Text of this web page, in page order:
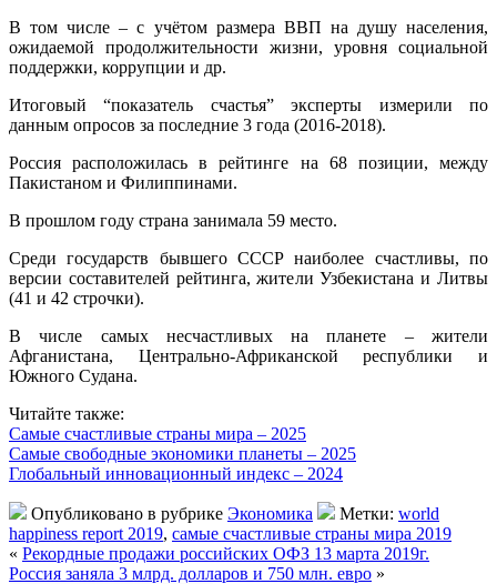
В том числе – с учётом размера ВВП на душу населения,
ожидаемой продолжительности жизни, уровня социальной
поддержки, коррупции и др.
Итоговый “показатель счастья” эксперты измерили по
данным опросов за последние 3 года (2016-2018).
Россия расположилась в рейтинге на 68 позиции, между
Пакистаном и Филиппинами.
В прошлом году страна занимала 59 место.
Среди государств бывшего СССР наиболее счастливы, по
версии составителей рейтинга, жители Узбекистана и Литвы
(41 и 42 строчки).
В числе самых несчастливых на планете – жители
Афганистана, Центрально-Африканской республики и
Южного Судана.
Читайте также:
Самые счастливые страны мира – 2025
Самые свободные экономики планеты – 2025
Глобальный инновационный индекс – 2024
Опубликовано в рубрике Экономика Метки: world
happiness report 2019, самые счастливые страны мира 2019
« Рекордные продажи российских ОФЗ 13 марта 2019г.
Россия заняла 3 млрд. долларов и 750 млн. евро »